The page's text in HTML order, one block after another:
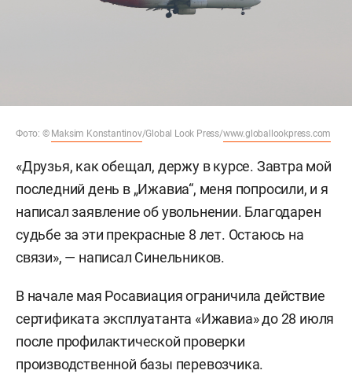
Фото: © Maksim Konstantinov/Global Look Press/www.globallookpress.com
«Друзья, как обещал, держу в курсе. Завтра мой
последний день в „Ижавиа“, меня попросили, и я
написал заявление об увольнении. Благодарен
судьбе за эти прекрасные 8 лет. Остаюсь на
связи», — написал Синельников.
В начале мая Росавиация ограничила действие
сертификата эксплуатанта «Ижавиа» до 28 июля
после профилактической проверки
производственной базы перевозчика.